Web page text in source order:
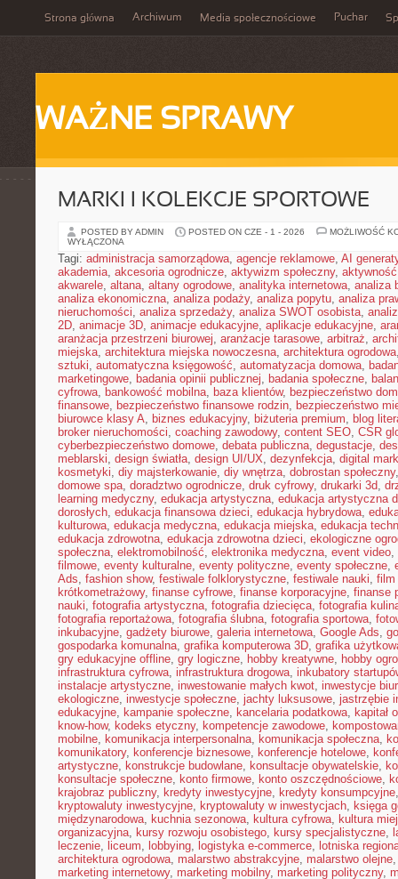
Strona główna Archiwum Media społecznościowe Puchar
WAŻNE SPRAWY
MARKI I KOLEKCJE SPORTOWE
POSTED BY ADMIN POSTED ON CZE - 1 - 2026
MOŻLIWOŚĆ
WYŁĄCZONA
Tagi: administracja samorządowa, agencje reklamowe, AI
akademia, akcesoria ogrodnicze, aktywizm społeczny,
akwarele, altana, altany ogrodowe, analityka internetowa, analiza
analiza ekonomiczna, analiza podaży, analiza popytu, analiza
nieruchomości, analiza sprzedaży, analiza SWOT osobista,
2D, animacje 3D, animacje edukacyjne, aplikacje edukacyjne,
aranżacja przestrzeni biurowej, aranżacje tarasowe, arbitraż,
miejska, architektura miejska nowoczesna, architektura ogrodowa
sztuki, automatyczna księgowość, automatyzacja domowa,
marketingowe, badania opinii publicznej, badania społeczne,
cyfrowa, bankowość mobilna, baza klientów, bezpieczeństwo
finansowe, bezpieczeństwo finansowe rodzin, bezpieczeństwo
biurowce klasy A, biznes edukacyjny, biżuteria premium, blog
broker nieruchomości, coaching zawodowy, content SEO, CSR
cyberbezpieczeństwo domowe, debata publiczna, degustacje,
meblarski, design światła, design UI/UX, dezynfekcja, digital
kosmetyki, diy majsterkowanie, diy wnętrza, dobrostan społeczny
domowe spa, doradztwo ogrodnicze, druk cyfrowy, drukarki 3d,
learning medyczny, edukacja artystyczna, edukacja artystyczna
dorosłych, edukacja finansowa dzieci, edukacja hybrydowa,
kulturowa, edukacja medyczna, edukacja miejska, edukacja
edukacja zdrowotna, edukacja zdrowotna dzieci, ekologiczne
społeczna, elektromobilność, elektronika medyczna, event video,
filmowe, eventy kulturalne, eventy polityczne, eventy społeczne,
Ads, fashion show, festiwale folklorystyczne, festiwale nauki, film
krótkometrażowy, finanse cyfrowe, finanse korporacyjne, finanse
nauki, fotografia artystyczna, fotografia dziecięca, fotografia
fotografia reportażowa, fotografia ślubna, fotografia sportowa,
inkubacyjne, gadżety biurowe, galeria internetowa, Google Ads,
gospodarka komunalna, grafika komputerowa 3D, grafika
gry edukacyjne offline, gry logiczne, hobby kreatywne, hobby
infrastruktura cyfrowa, infrastruktura drogowa, inkubatory
instalacje artystyczne, inwestowanie małych kwot, inwestycje
ekologiczne, inwestycje społeczne, jachty luksusowe, jastrzębie
edukacyjne, kampanie społeczne, kancelaria podatkowa, kapitał
know-how, kodeks etyczny, kompetencje zawodowe,
mobilne, komunikacja interpersonalna, komunikacja społeczna,
komunikatory, konferencje biznesowe, konferencje hotelowe,
artystyczne, konstrukcje budowlane, konsultacje obywatelskie,
konsultacje społeczne, konto firmowe, konto oszczędnościowe,
krajobraz publiczny, kredyty inwestycyjne, kredyty konsumpcyjne
kryptowaluty inwestycyjne, kryptowaluty w inwestycjach, księga
międzynarodowa, kuchnia sezonowa, kultura cyfrowa, kultura
organizacyjna, kursy rozwoju osobistego, kursy specjalistyczne,
leczenie, liceum, lobbying, logistyka e-commerce, lotniska
architektura ogrodowa, malarstwo abstrakcyjne, malarstwo olejne
marketing internetowy, marketing mobilny, marketing polityczny,